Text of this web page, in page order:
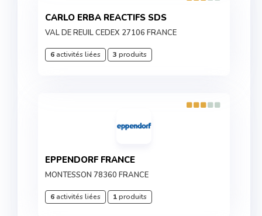
CARLO ERBA REACTIFS SDS
VAL DE REUIL CEDEX 27106 FRANCE
6activités liées 3 produits
EPPENDORF FRANCE
MONTESSON 78360 FRANCE
6activités liées 1produits